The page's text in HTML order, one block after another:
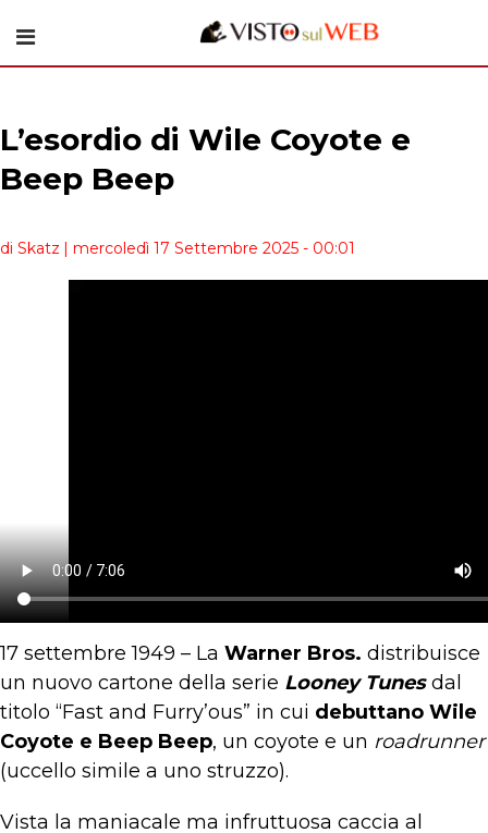
L’esordio di Wile Coyote e
Beep Beep
di Skatz | mercoledì 17 Settembre 2025 - 00:01
17 settembre 1949 – La Warner Bros. distribuisce
un nuovo cartone della serie Looney Tunesdal
titolo “Fast and Furry’ous” in cui debuttano Wile
Coyote e Beep Beep, un coyote e un roadrunner
(uccello simile a uno struzzo).
Vista la maniacale ma infruttuosa caccia al